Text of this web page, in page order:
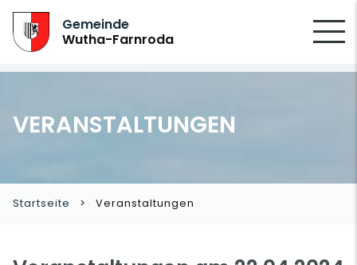
Gemeinde
Wutha-Farnroda
VERANSTALTUNGEN
Startseite Veranstaltungen